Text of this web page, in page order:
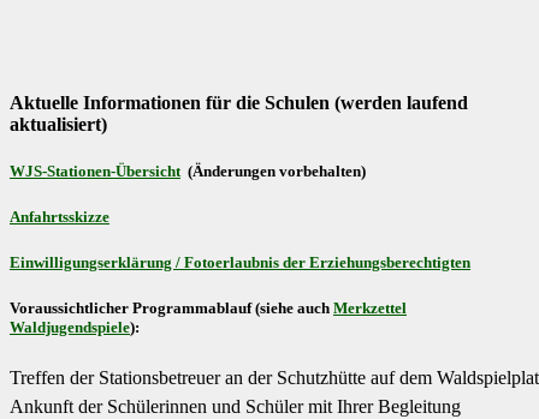
Aktuelle Informationen für die Schulen (werden laufend
aktualisiert)
WJS-Stationen-Übersicht (Änderungen vorbehalten)
Anfahrtsskizze
Einwilligungserklärung / Fotoerlaubnis der Erziehungsberechtigten
Voraussichtlicher Programmablauf (siehe auch Merkzettel
Waldjugendspiele):
Treffen der Stationsbetreuer an der Schutzhütte auf dem
Ankunft der Schülerinnen und Schüler mit Ihrer Begleitung